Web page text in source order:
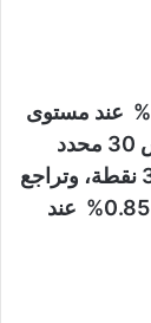
وهبط مؤشر “إيجي إكس 30” بنسبة 0.95% عند مستوى
25024 نقطة، وانخفض مؤشر “إيجي إكس 30 محدد
الأوزان” بنسبة 0.62% عند مستوى 30180 نقطة، وتراجع
مؤشر “إيجي إكس 30 للعائد الكلي” بنسبة 0.85% عند